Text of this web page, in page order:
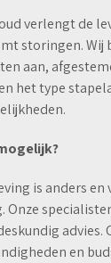
verlengt de
storingen. Wij
aan,
het type
is anders en
Onze
advies.
en